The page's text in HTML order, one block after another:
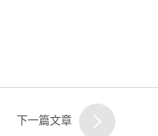
下一篇文章